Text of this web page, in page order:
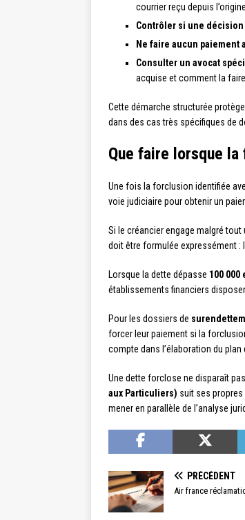
courrier reçu depuis
Contrôler si une
Ne faire aucun paiement
Consulter un avocat
acquise et comment la
Cette démarche structurée
dans des cas très spécifiques de
Que faire lorsque
Une fois la forclusion identifiée
voie judiciaire pour obtenir un
Si le créancier engage malgré tout
doit être formulée expressément :
Lorsque la dette dépasse 100 000
établissements financiers
Pour les dossiers de
forcer leur paiement si la
compte dans l’élaboration du plan
Une dette forclose ne disparaît
aux Particuliers) suit ses propres
mener en parallèle de l’analyse
PRÉCÉDENT
Air france